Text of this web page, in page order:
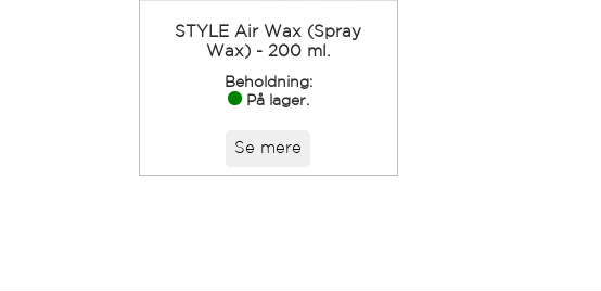
STYLE Air Wax (Spray
Wax) - 200 ml.
Beholdning:
På lager.
Se mere